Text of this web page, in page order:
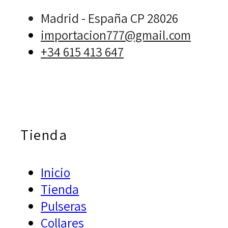
Madrid - España CP 28026
importacion777@gmail.com
+34 615 413 647
Tienda
Inicio
Tienda
Pulseras
Collares